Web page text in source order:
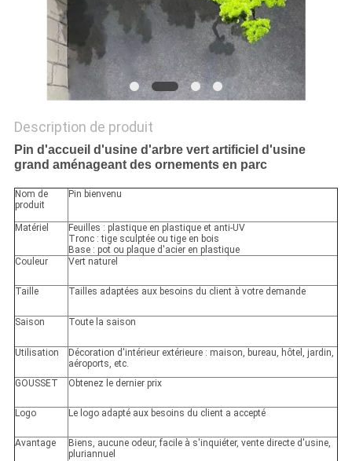
PLAN
POLITIQUE
DE
CONFIDENTIALITÉ
Description de produit
Pin d'accueil d'usine d'arbre vert artificiel d'usine
grand aménageant des ornements en parc
Nom de
produit
Pin bienvenu
Matériel
Feuilles : plastique en plastique et anti-UV
Tronc : tige sculptée ou tige en bois
Base : pot ou plaque d'acier en plastique
Couleur
Vert naturel
Taille Tailles adaptées aux besoins du client à votre demande
Saison Toute la saison
Utilisation
Décoration d'intérieur extérieure : maison, bureau, hôtel, jardin,
aéroports, etc.
GOUSSET
Obtenez le dernier prix
Logo Le logo adapté aux besoins du client a accepté
Avantage
Biens, aucune odeur, facile à s'inquiéter, vente directe d'usine,
pluriannuel